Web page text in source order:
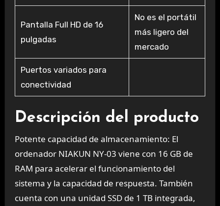
Pantalla Full HD de 16
pulgadas
No es el portátil
más ligero del
mercado
Puertos variados para
conectividad
Descripción del producto
Potente capacidad de almacenamiento: El
ordenador NIAKUN NY-03 viene con 16 GB de
RAM para acelerar el funcionamiento del
sistema y la capacidad de respuesta. También
cuenta con una unidad SSD de 1 TB integrada,